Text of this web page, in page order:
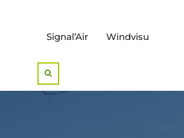
Signal’Air Windvisu